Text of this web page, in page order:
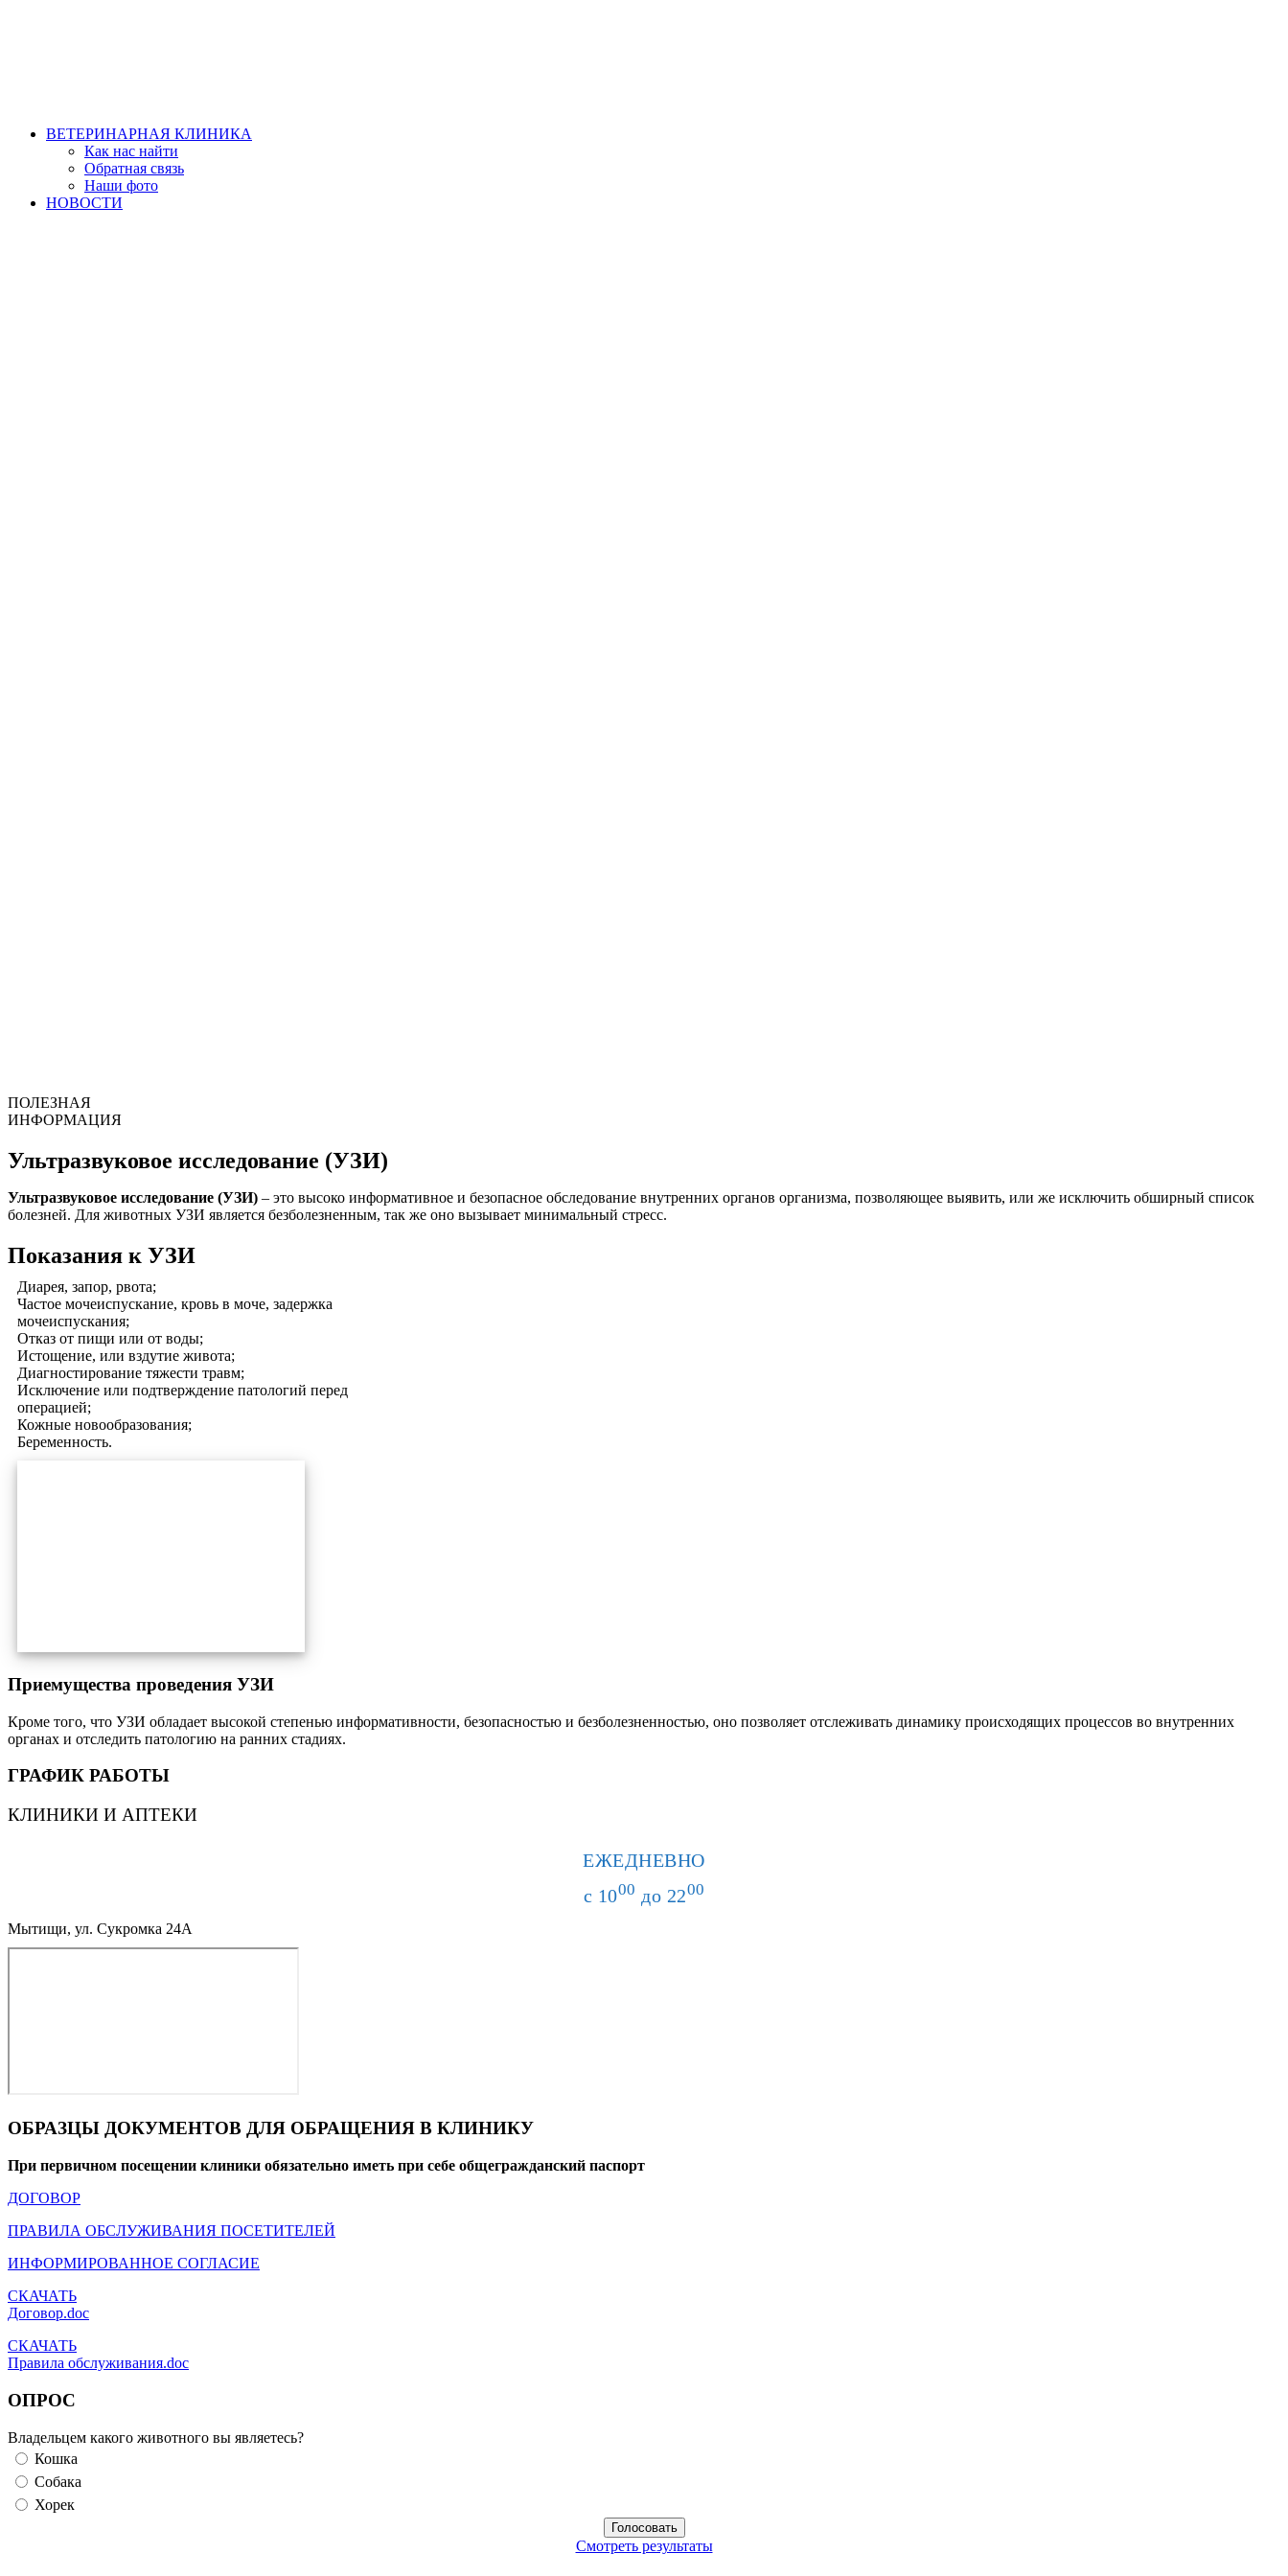
ВЕТЕРИНАРНАЯ КЛИНИКА
Как нас найти
Обратная связь
Наши фото
НОВОСТИ
ПОЛЕЗНАЯ
ИНФОРМАЦИЯ
Ультразвуковое исследование (УЗИ)
Ультразвуковое исследование (УЗИ) – это высоко информативное и безопасное обследование внутренних органов организма, позволяющее выявить, или же исключить обширный список
болезней. Для животных УЗИ является безболезненным, так же оно вызывает минимальный стресс.
Показания к УЗИ
Диарея, запор, рвота;
Частое мочеиспускание, кровь в моче, задержка
мочеиспускания;
Отказ от пищи или от воды;
Истощение, или вздутие живота;
Диагностирование тяжести травм;
Исключение или подтверждение патологий перед
операцией;
Кожные новообразования;
Беременность.
Приемущества проведения УЗИ
Кроме того, что УЗИ обладает высокой степенью информативности, безопасностью и безболезненностью, оно позволяет отслеживать динамику происходящих процессов во внутренних
органах и отследить патологию на ранних стадиях.
ГРАФИК РАБОТЫ
КЛИНИКИ И АПТЕКИ
ЕЖЕДНЕВНО
с 1000 до 2200
Мытищи, ул. Сукромка 24А
ОБРАЗЦЫ ДОКУМЕНТОВ ДЛЯ ОБРАЩЕНИЯ В КЛИНИКУ
При первичном посещении клиники обязательно иметь при себе общегражданский паспорт
ДОГОВОР
ПРАВИЛА ОБСЛУЖИВАНИЯ ПОСЕТИТЕЛЕЙ
ИНФОРМИРОВАННОЕ СОГЛАСИЕ
СКАЧАТЬ
Договор.doc
СКАЧАТЬ
Правила обслуживания.doc
ОПРОС
Владельцем какого животного вы являетесь?
Кошка
Собака
Хорек
Смотреть результаты